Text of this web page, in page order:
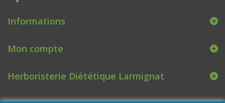
Informations
Mon compte
Herboristerie Diététique Larmignat